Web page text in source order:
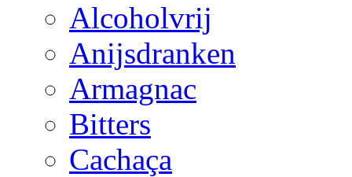
Alcoholvrij
Anijsdranken
Armagnac
Bitters
Cachaça